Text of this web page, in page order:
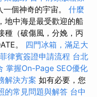
個神奇的宇宙。 什麼
地中海是最受歡迎的船
種（破傷風，分娩，丙
。 四門冰箱，滿足大
菲律賓簽證申請流程 台北
掌握On-Page SEO優化
解決方案 如有必要，您
的常見問題與解答 台中